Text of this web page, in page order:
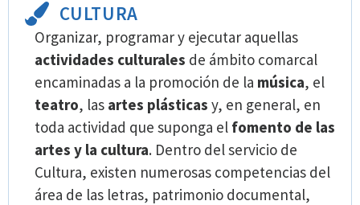
CULTURA
Organizar, programar y ejecutar aquellas
actividades culturales de ámbito comarcal
encaminadas a la promoción de la música, el
teatro, las artes plásticas y, en general, en
toda actividad que suponga el fomento de las
artes y la cultura. Dentro del servicio de
Cultura, existen numerosas competencias del
área de las letras, patrimonio documental,